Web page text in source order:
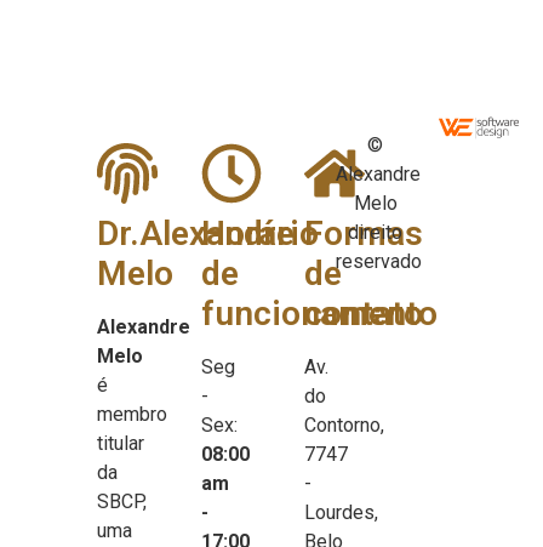
Dr.Alexandre
Melo
Alexandre
Melo
é
membro
titular
da
SBCP,
uma
Horário
de
funcionamento
Seg
-
Sex:
08:00
am
-
17:00
Formas
de
contato
Av.
do
Contorno,
7747
-
Lourdes,
Belo
©
Alexandre
Melo
direito
reservado